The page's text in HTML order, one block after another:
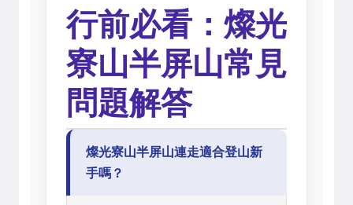
行前必看：燦光
寮山半屏山常見
問題解答
燦光寮山半屏山連走適合登山新
手嗎？